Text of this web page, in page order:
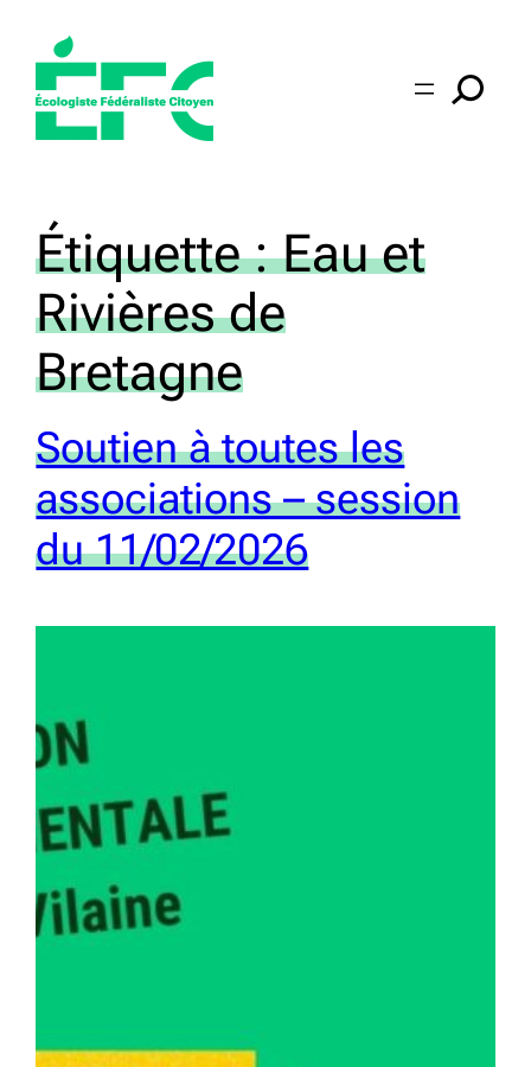
contenu
Étiquette :Eau et
Rivières de
Bretagne
Soutien à toutes les
associations – session
du 11/02/2026